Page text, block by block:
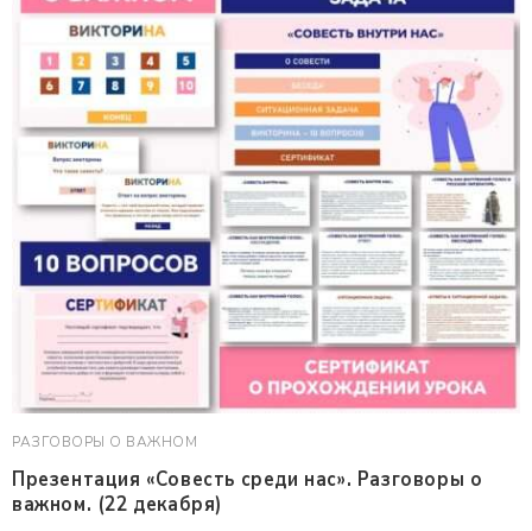
РАЗГОВОРЫ О ВАЖНОМ
Презентация «Совесть среди нас». Разговоры о
важном. (22 декабря)